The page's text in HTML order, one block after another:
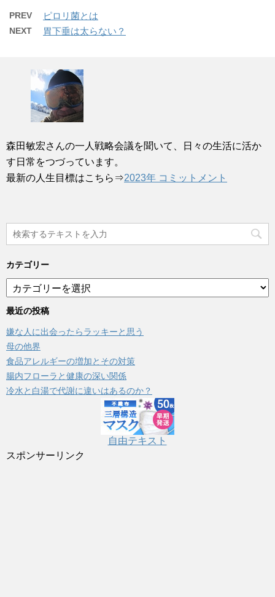
PREV ピロリ菌とは
NEXT 胃下垂は太らない？
森田敏宏さんの一人戦略会議を聞いて、日々の生活に活か
す日常をつづっています。
最新の人生目標はこちら⇒2023年 コミットメント
カテゴリー
テ
ゴ
ー
最近の投稿
嫌な人に出会ったらラッキーと思う
母の他界
食品アレルギーの増加とその対策
腸内フローラと健康の深い関係
冷水と白湯で代謝に違いはあるのか？
自由テキスト
スポンサーリンク